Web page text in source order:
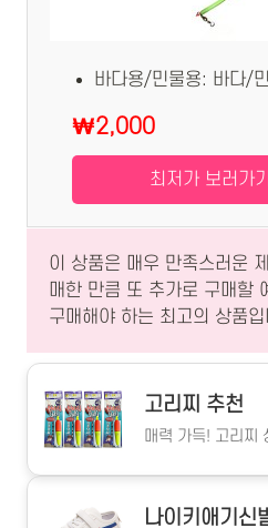
바다용/민물용: 바다/
₩2,000
최저가 보러가기
이 상품은 매우 만족스러운
매한 만큼 또 추가로 구매할
구매해야 하는 최고의 상품입
고리찌 추천
매력 가득! 고리찌
나이키애기신